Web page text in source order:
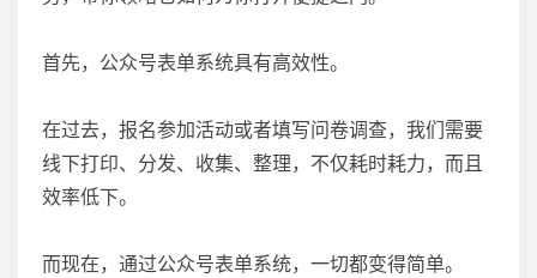
首先，公众号表单系统具有高效性。
在过去，报名参加活动或者填写问卷调查，我们需要
线下打印、分发、收集、整理，不仅耗时耗力，而且
效率低下。
而现在，通过公众号表单系统，一切都变得简单。